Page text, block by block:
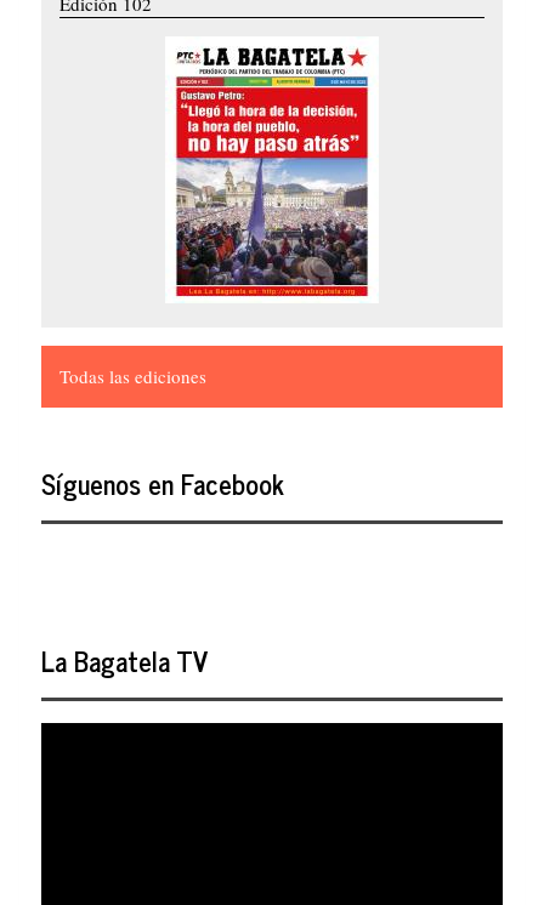
Todas las ediciones
Síguenos en Facebook
La Bagatela TV